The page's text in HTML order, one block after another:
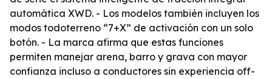
automática XWD. - Los modelos también incluyen los
modos todoterreno “7+X” de activación con un solo
botón. - La marca afirma que estas funciones
permiten manejar arena, barro y grava con mayor
confianza incluso a conductores sin experiencia off-